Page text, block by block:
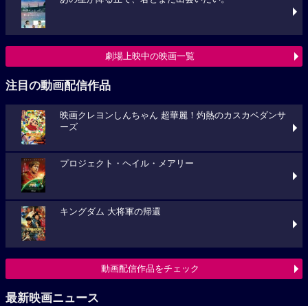
劇場上映中の映画一覧
注目の動画配信作品
映画クレヨンしんちゃん 超華麗！灼熱のカスカベダンサ
ーズ
プロジェクト・ヘイル・メアリー
キングダム 大将軍の帰還
動画配信作品をチェック
最新映画ニュース